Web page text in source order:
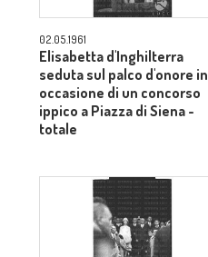
02.05.1961
Elisabetta d'Inghilterra
seduta sul palco d'onore in
occasione di un concorso
ippico a Piazza di Siena -
totale